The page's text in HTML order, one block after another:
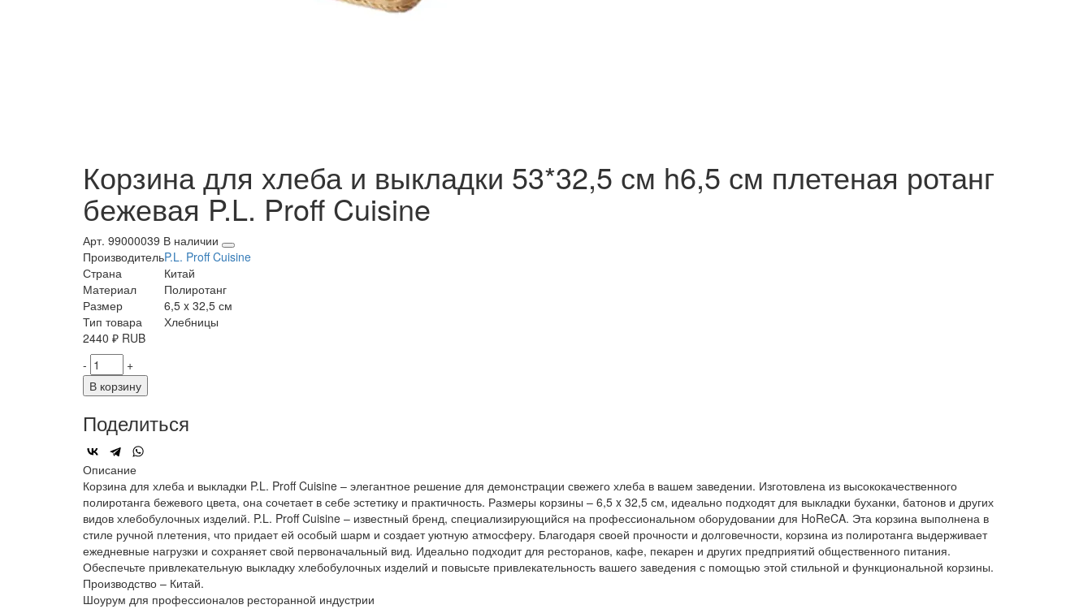
Корзина для хлеба и выкладки 53*32,5 см h6,5 см плетеная ротанг
бежевая P.L. Proff Cuisine
Арт. 99000039 В наличии
ПроизводительP.L. Proff Cuisine
Страна
Китай
Материал
Полиротанг
Размер
6,5 x 32,5 см
Тип товара
Хлебницы
2440 ₽ RUB
-
+
В корзину
Поделиться
Описание
Корзина для хлеба и выкладки P.L. Proff Cuisine – элегантное решение для демонстрации свежего хлеба в вашем заведении. Изготовлена из высококачественного
полиротанга бежевого цвета, она сочетает в себе эстетику и практичность. Размеры корзины – 6,5 x 32,5 см, идеально подходят для выкладки буханки, батонов и других
видов хлебобулочных изделий. P.L. Proff Cuisine – известный бренд, специализирующийся на профессиональном оборудовании для HoReCA. Эта корзина выполнена в
стиле ручной плетения, что придает ей особый шарм и создает уютную атмосферу. Благодаря своей прочности и долговечности, корзина из полиротанга выдерживает
ежедневные нагрузки и сохраняет свой первоначальный вид. Идеально подходит для ресторанов, кафе, пекарен и других предприятий общественного питания.
Обеспечьте привлекательную выкладку хлебобулочных изделий и повысьте привлекательность вашего заведения с помощью этой стильной и функциональной корзины.
Производство – Китай.
Шоурум для профессионалов ресторанной индустрии